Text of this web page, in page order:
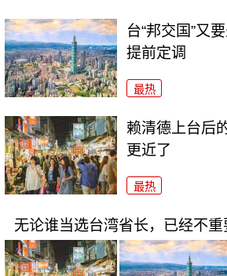
台“邦交国”又
提前定调
最热
赖清德上台后
更近了
最热
无论谁当选台湾省长，已经不重